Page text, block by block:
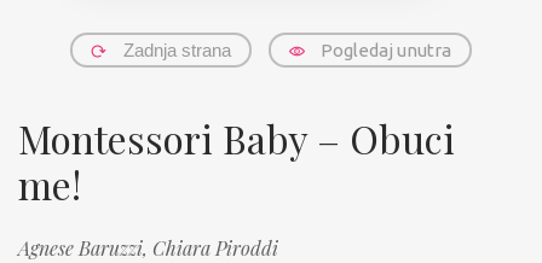
Zadnja strana Pogledaj unutra
Montessori Baby – Obuci
me!
Agnese Baruzzi, Chiara Piroddi